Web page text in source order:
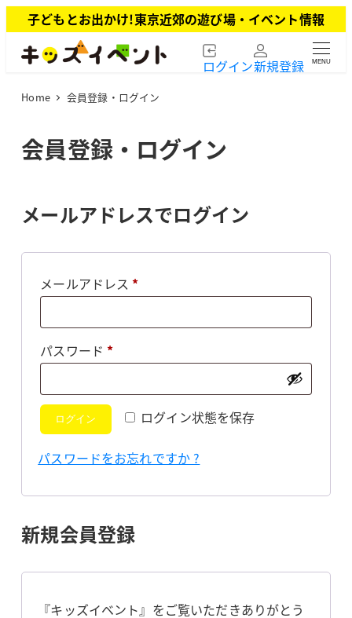
イ
子どもとお出かけ!東京近郊の遊び場・イベント情報
ログイン新規登録 MENU
Home 会員登録・ログイン
会員登録・ログイン
メールアドレスでログイン
メールアドレス *必
パスワード *必
ログイン状態を保存
ログイン
パスワードをお忘れですか ?
新規会員登録
『キッズイベント』をご覧いただきありがとう